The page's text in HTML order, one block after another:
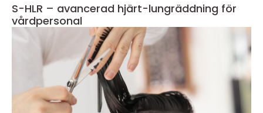
S-HLR – avancerad hjärt-lungräddning för
vårdpersonal